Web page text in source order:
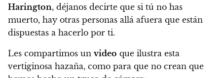
Harington, déjanos decirte que si tú no has
muerto, hay otras personas allá afuera que están
dispuestas a hacerlo por ti.
Les compartimos un video que ilustra esta
vertiginosa hazaña, como para que no crean que